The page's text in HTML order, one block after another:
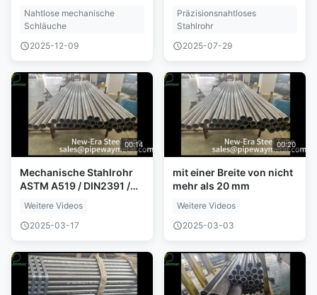
Nahtlose mechanische
Schläuche
2025-12-09
Präzisionsnahtloses
Stahlrohr
2025-07-29
00:14
Mechanische Stahlrohr
ASTM A519 / DIN2391 /
Weitere Videos
2025-03-17
00:20
mit einer Breite von nicht
mehr als 20 mm
Weitere Videos
2025-03-03